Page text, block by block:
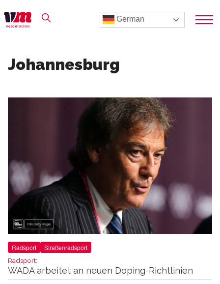
German
Johannesburg
Radsport Straßenradsport
Radsport:
WADA arbeitet an neuen Doping-Richtlinien